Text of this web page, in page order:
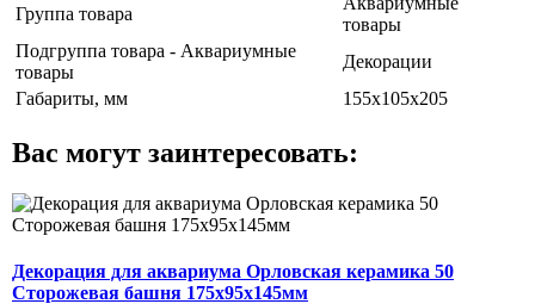
Группа товара
товары
Подгруппа товара - Аквариумные
товары
Декорации
Габариты, мм
155х105х205
Вас могут заинтересовать:
Декорация для аквариума Орловская керамика 50
Сторожевая башня 175х95х145мм